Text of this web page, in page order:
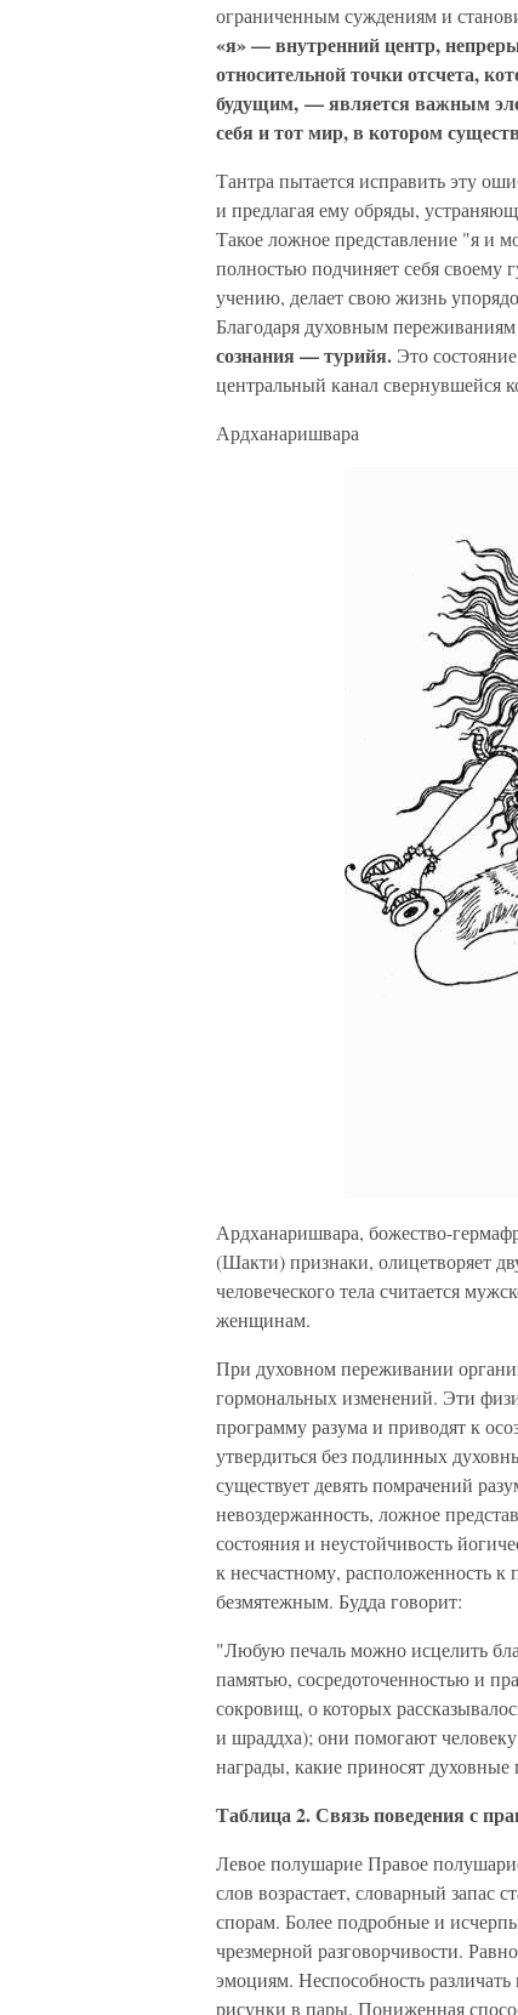
ограниченным суждениям и
«я» — внутренний центр,
относительной точки отсчета,
будущим, — является важным
себя и тот мир, в котором
Тантра пытается исправить эту
и предлагая ему обряды,
Такое ложное представление "я и
полностью подчиняет себя своему
учению, делает свою жизнь
Благодаря духовным переживаниям
сознания — турийя. Это
центральный канал свернувшейся
Ардханаришвара
Ардханаришвара, божество-
(Шакти) признаки, олицетворяет
человеческого тела считается
женщинам.
При духовном переживании
гормональных изменений. Эти
программу разума и приводят к
утвердиться без подлинных
существует девять помрачений
невоздержанность, ложное
состояния и неустойчивость
к несчастному, расположенность
безмятежным. Будда говорит:
"Любую печаль можно исцелить
памятью, сосредоточенностью и
сокровищ, о которых
и шраддха); они помогают
награды, какие приносят духовные
Таблица 2. Связь поведения с
Левое полушарие Правое
слов возрастает, словарный запас
спорам. Более подробные и
чрезмерной разговорчивости.
эмоциям. Неспособность
рисунки в пары. Пониженная